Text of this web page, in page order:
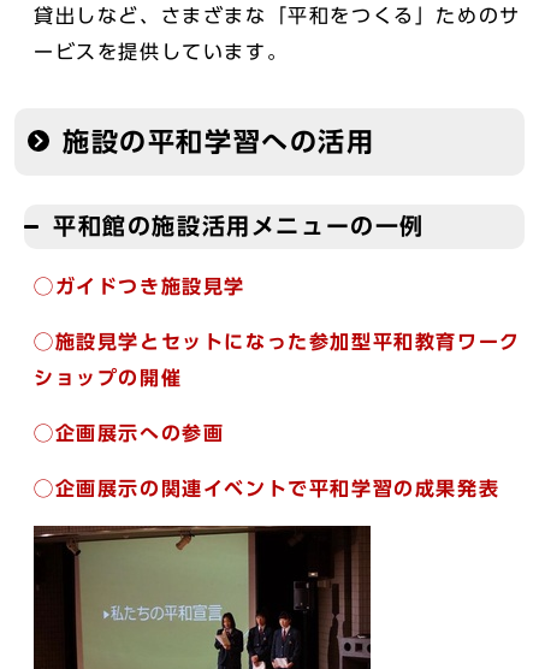
貸出しなど、さまざまな「平和をつくる」ためのサ
ービスを提供しています。
施設の平和学習への活用
平和館の施設活用メニューの一例
◯ガイドつき施設見学
◯施設見学とセットになった参加型平和教育ワーク
ショップの開催
◯企画展示への参画
◯企画展示の関連イベントで平和学習の成果発表